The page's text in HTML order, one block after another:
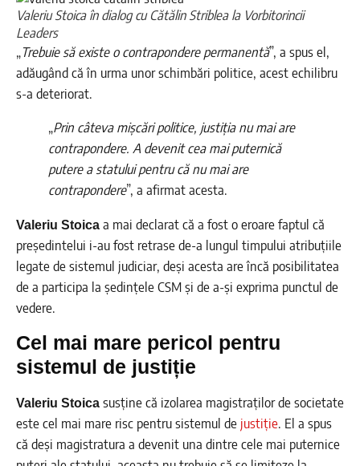
Valeriu Stoica în dialog cu Cătălin Striblea la Vorbitorincii
Leaders
„Trebuie să existe o contrapondere permanentă”, a spus el,
adăugând că în urma unor schimbări politice, acest echilibru
s-a deteriorat.
„Prin câteva mișcări politice, justiția nu mai are
contrapondere. A devenit cea mai puternică
putere a statului pentru că nu mai are
contrapondere”, a afirmat acesta.
Valeriu Stoica a mai declarat că a fost o eroare faptul că
președintelui i-au fost retrase de-a lungul timpului atribuțiile
legate de sistemul judiciar, deși acesta are încă posibilitatea
de a participa la ședințele CSM și de a-și exprima punctul de
vedere.
Cel mai mare pericol pentru
sistemul de justiție
Valeriu Stoica susține că izolarea magistraților de societate
este cel mai mare risc pentru sistemul de justiție. El a spus
că deși magistratura a devenit una dintre cele mai puternice